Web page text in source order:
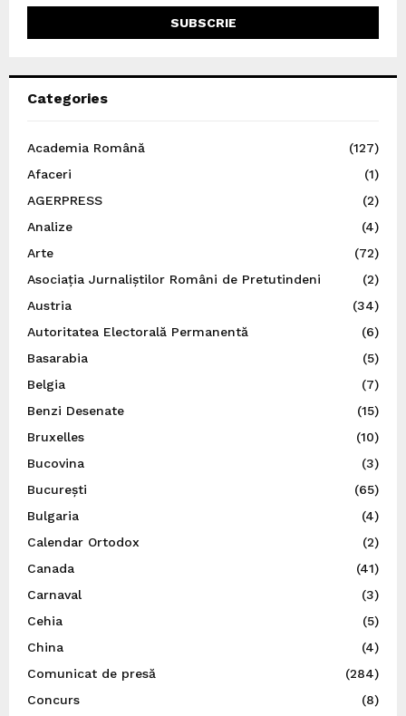
Categories
Academia Română
(127)
Afaceri
(1)
AGERPRESS
(2)
Analize
(4)
Arte
(72)
Asociația Jurnaliștilor Români de Pretutindeni
(2)
Austria
(34)
Autoritatea Electorală Permanentă
(6)
Basarabia
(5)
Belgia
(7)
Benzi Desenate
(15)
Bruxelles
(10)
Bucovina
(3)
București
(65)
Bulgaria
(4)
Calendar Ortodox
(2)
Canada
(41)
Carnaval
(3)
Cehia
(5)
China
(4)
Comunicat de presă
(284)
Concurs
(8)